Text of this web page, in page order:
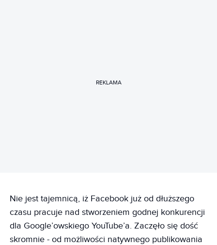
REKLAMA
Nie jest tajemnicą, iż Facebook już od dłuższego
czasu pracuje nad stworzeniem godnej konkurencji
dla Google’owskiego YouTube’a. Zaczęło się dość
skromnie - od możliwości natywnego publikowania